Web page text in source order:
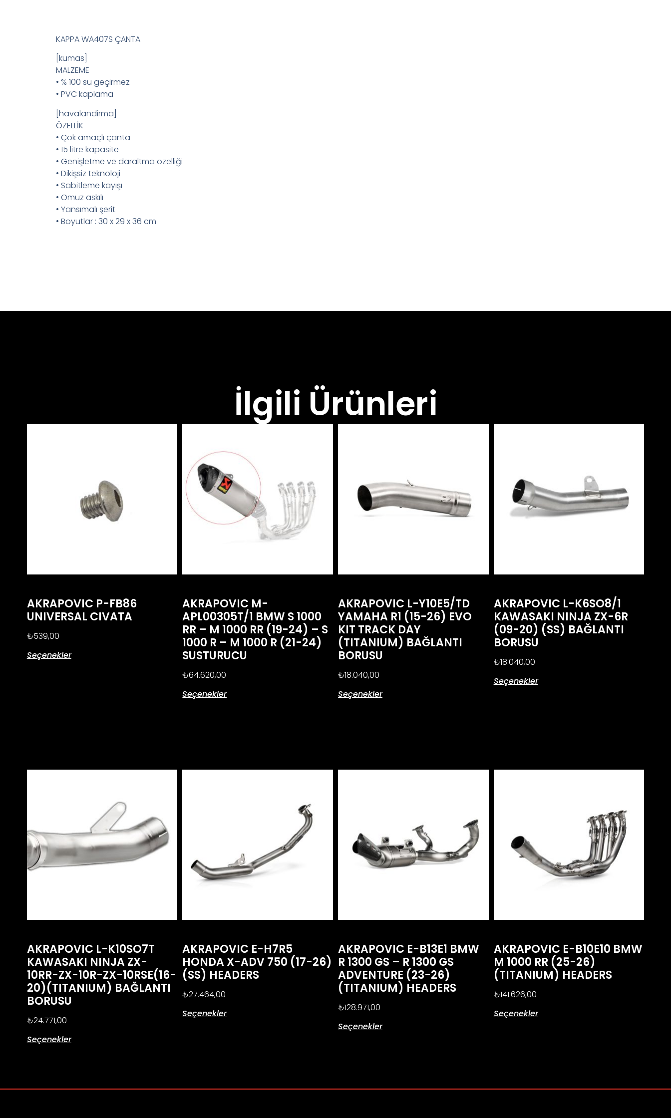
KAPPA WA407S ÇANTA
[kumas]
MALZEME
• % 100 su geçirmez
• PVC kaplama
[havalandirma]
ÖZELLİK
• Çok amaçlı çanta
• 15 litre kapasite
• Genişletme ve daraltma özelliği
• Dikişsiz teknoloji
• Sabitleme kayışı
• Omuz askılı
• Yansımalı şerit
• Boyutlar : 30 x 29 x 36 cm
İlgili Ürünleri
AKRAPOVIC P-FB86
UNIVERSAL CIVATA
₺539,00
Seçenekler
AKRAPOVIC M-
APL00305T/1 BMW S 1000
RR – M 1000 RR (19-24) – S
1000 R – M 1000 R (21-24)
SUSTURUCU
₺64.620,00
Seçenekler
AKRAPOVIC L-Y10E5/TD
YAMAHA R1 (15-26) EVO
KIT TRACK DAY
(TITANIUM) BAĞLANTI
BORUSU
₺18.040,00
Seçenekler
AKRAPOVIC L-K6SO8/1
KAWASAKI NINJA ZX-6R
(09-20) (SS) BAĞLANTI
BORUSU
₺18.040,00
Seçenekler
AKRAPOVIC L-K10SO7T
KAWASAKI NINJA ZX-
10RR-ZX-10R-ZX-10RSE(16-
20)(TITANIUM) BAĞLANTI
BORUSU
₺24.771,00
Seçenekler
AKRAPOVIC E-H7R5
HONDA X-ADV 750 (17-26)
(SS) HEADERS
₺27.464,00
Seçenekler
AKRAPOVIC E-B13E1 BMW
R 1300 GS – R 1300 GS
ADVENTURE (23-26)
(TITANIUM) HEADERS
₺128.971,00
Seçenekler
AKRAPOVIC E-B10E10 BMW
M 1000 RR (25-26)
(TITANIUM) HEADERS
₺141.626,00
Seçenekler